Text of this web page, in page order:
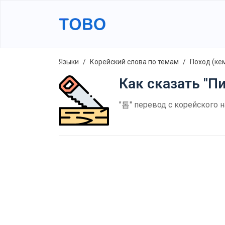
Языки Корейский слова по темам Поход
Как сказать
"톱" перевод с корейского